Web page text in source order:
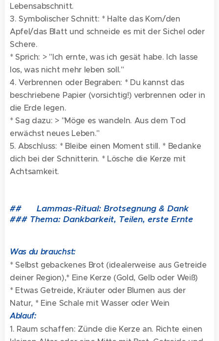
Lebensabschnitt.
3. Symbolischer Schnitt: * Halte das Korn/den
Apfel/das Blatt und schneide es mit der Sichel oder
Schere.
* Sprich: > "Ich ernte, was ich gesät habe. Ich lasse
los, was nicht mehr leben soll."
4. Verbrennen oder Begraben: * Du kannst das
beschriebene Papier (vorsichtig!) verbrennen oder in
die Erde legen.
* Sag dazu: > "Möge es wandeln. Aus dem Tod
erwächst neues Leben."
5. Abschluss: * Bleibe einen Moment still. * Bedanke
dich bei der Schnitterin. * Lösche die Kerze mit
Achtsamkeit.
## 🌾 Lammas-Ritual: Brotsegnung & Dank
### Thema: Dankbarkeit, Teilen, erste Ernte
Was du brauchst:
* Selbst gebackenes Brot (idealerweise aus Getreide
deiner Region),* Eine Kerze (Gold, Gelb oder Weiß)
* Etwas Getreide, Kräuter oder Blumen aus der
Natur, * Eine Schale mit Wasser oder Wein
Ablauf:
1. Raum schaffen: Zünde die Kerze an. Richte einen